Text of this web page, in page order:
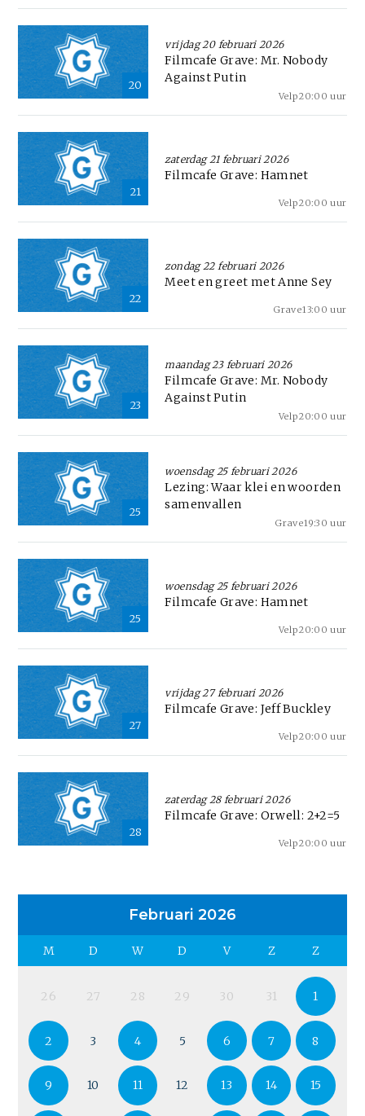
20
vrijdag 20 februari 2026
Filmcafe Grave: Mr. Nobody
Against Putin
20:00 uur
Velp
21
zaterdag 21 februari 2026
Filmcafe Grave: Hamnet
20:00 uur
Velp
22
zondag 22 februari 2026
Meet en greet met Anne Sey
13:00 uur
Grave
23
maandag 23 februari 2026
Filmcafe Grave: Mr. Nobody
Against Putin
20:00 uur
Velp
25
woensdag 25 februari 2026
Lezing: Waar klei en woorden
samenvallen
19:30 uur
Grave
25
woensdag 25 februari 2026
Filmcafe Grave: Hamnet
20:00 uur
Velp
27
vrijdag 27 februari 2026
Filmcafe Grave: Jeff Buckley
20:00 uur
Velp
28
zaterdag 28 februari 2026
Filmcafe Grave: Orwell: 2+2=5
20:00 uur
Velp
Februari 2026
M D W D V Z Z
26 27 28 29 30 31 1
2 3 4 5 6 7 8
9 10 11 12 13 14 15